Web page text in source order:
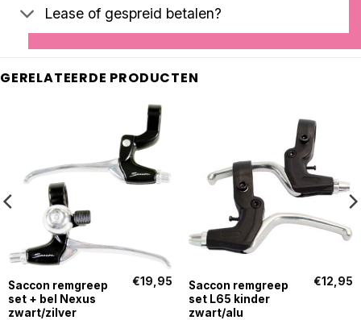
Lease of gespreid betalen?
GERELATEERDE PRODUCTEN
Saccon remgreep
set + bel Nexus
zwart/zilver
€19,95
Saccon remgreep
set L65 kinder
zwart/alu
€12,95